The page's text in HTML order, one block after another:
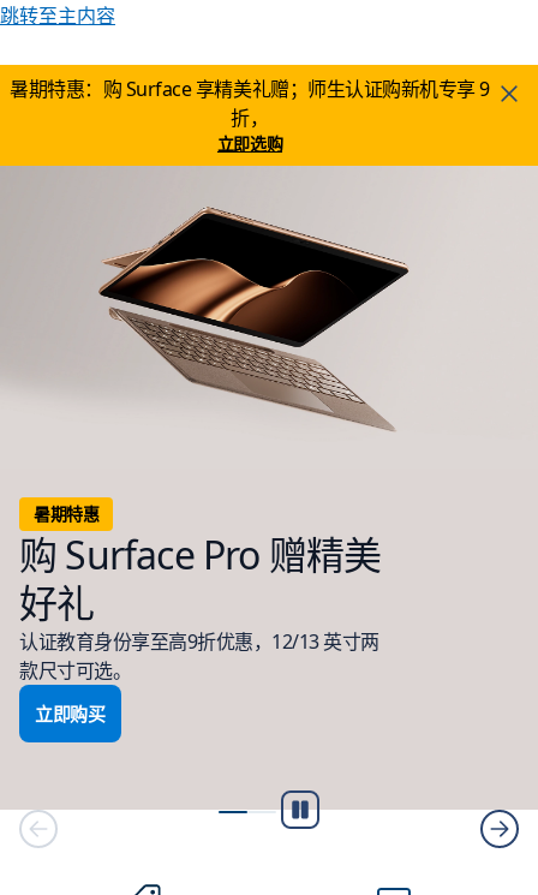
跳转至主内容
暑期特惠：购 Surface 享精美礼赠；师生认证购新机专享 9
折，
立即选购
暑期特惠
购 Surface Pro 赠精美
好礼
认证教育身份享至高9折优惠，12/13 英寸两
款尺寸可选。
立即购买
再